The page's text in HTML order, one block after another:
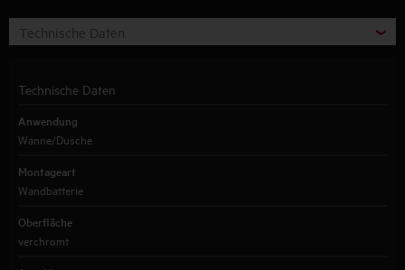
Technische Daten
Technische Daten
Anwendung
Wanne/Dusche
Montageart
Wandbatterie
Oberfläche
verchromt